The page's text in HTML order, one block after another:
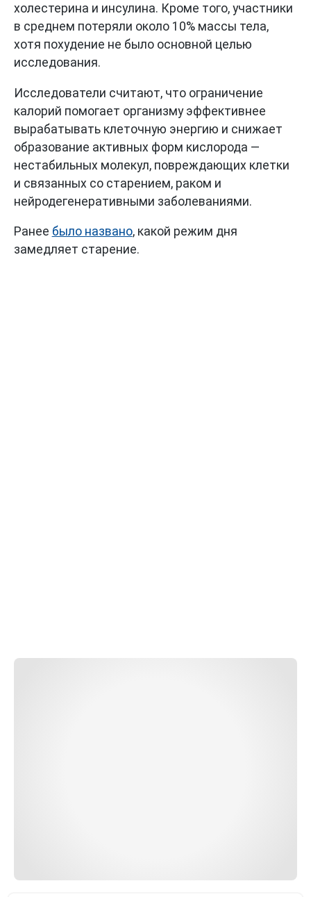
холестерина и инсулина. Кроме того, участники
в среднем потеряли около 10% массы тела,
хотя похудение не было основной целью
исследования.
Исследователи считают, что ограничение
калорий помогает организму эффективнее
вырабатывать клеточную энергию и снижает
образование активных форм кислорода —
нестабильных молекул, повреждающих клетки
и связанных со старением, раком и
нейродегенеративными заболеваниями.
Ранее было названо, какой режим дня
замедляет старение.